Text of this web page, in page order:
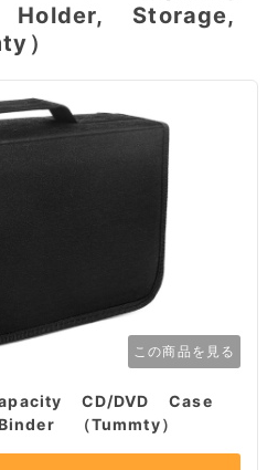
Holder, Storage,
）
この商品を見る
CD/DVD Case
（Tummty）